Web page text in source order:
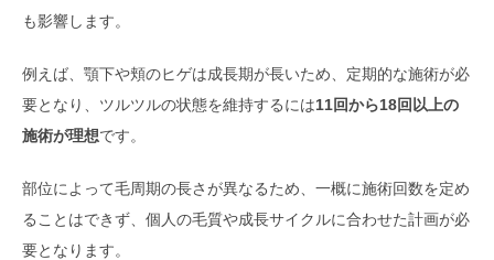
も影響します。
例えば、顎下や頬のヒゲは成長期が長いため、定期的な施術が必
要となり、ツルツルの状態を維持するには11回から18回以上の
施術が理想です。
部位によって毛周期の長さが異なるため、一概に施術回数を定め
ることはできず、個人の毛質や成長サイクルに合わせた計画が必
要となります。